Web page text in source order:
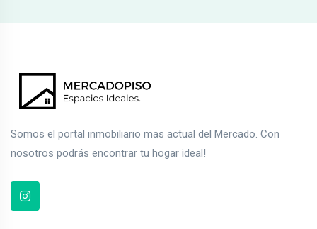
Somos el portal inmobiliario mas actual del Mercado. Con
nosotros podrás encontrar tu hogar ideal!